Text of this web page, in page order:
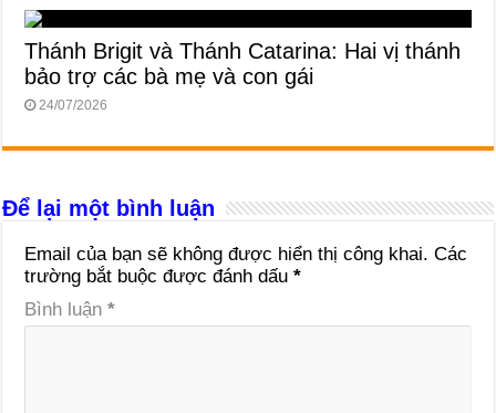
Thánh Brigit và Thánh Catarina: Hai vị thánh
bảo trợ các bà mẹ và con gái
24/07/2026
Để lại một bình luận
Email của bạn sẽ không được hiển thị công khai. Các
trường bắt buộc được đánh dấu*
Bình luận*